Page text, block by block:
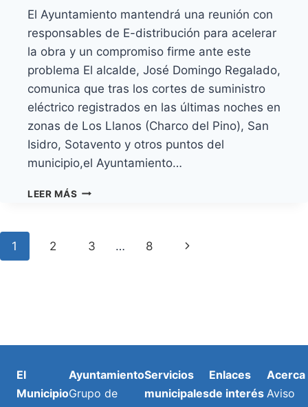
El Ayuntamiento mantendrá una reunión con
responsables de E-distribución para acelerar
la obra y un compromiso firme ante este
problema El alcalde, José Domingo Regalado,
comunica que tras los cortes de suministro
eléctrico registrados en las últimas noches en
zonas de Los Llanos (Charco del Pino), San
Isidro, Sotavento y otros puntos del
municipio,el Ayuntamiento…
LEER MÁS GRANADILLA
SOLUCIONES
ANUNCIA
PROYECTO
PARA
Navegación
1 2 3 … 8
Next
El
Municipio
Ayuntamiento
Grupo de
Servicios
municipales
Enlaces
de interés
Acerca
Aviso